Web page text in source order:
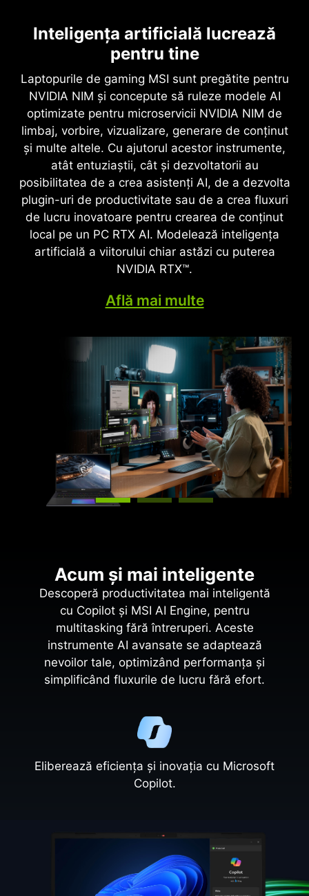
Inteligența artificială lucrează
pentru tine
Laptopurile de gaming MSI sunt pregătite pentru
NVIDIA NIM și concepute să ruleze modele AI
optimizate pentru microservicii NVIDIA NIM de
limbaj, vorbire, vizualizare, generare de conținut
și multe altele. Cu ajutorul acestor instrumente,
atât entuziaștii, cât și dezvoltatorii au
posibilitatea de a crea asistenți AI, de a dezvolta
plugin-uri de productivitate sau de a crea fluxuri
de lucru inovatoare pentru crearea de conținut
local pe un PC RTX AI. Modelează inteligența
artificială a viitorului chiar astăzi cu puterea
NVIDIA RTX™.
Află mai multe
Viteză supremă. Imagini de
calitate superioară. Propulsie AI.
DLSS este o suită revoluționară de tehnologii de
redare neuronală care utilizează inteligența
artificială pentru a mări numărul de cadre pe
secundă, pentru a reduce latența și pentru a
îmbunătăți calitatea imaginii. ‌Cea mai recentă
evoluție, DLSS 4, introduce o nouă tehnologie de
generare a cadrelor multiple, reconstrucție
îmbunătățită a razelor și super rezoluție, cu
ajutorul procesoarelor grafice GeForce RTX™ din
seria 50 și a nucleelor Tensor din a cincea
generație. Tehnologia DLSS pe GeForce RTX este
cel mai optim mod de a juca, susținută de un
îmbunătățește în mod constant capacitățile de
Ray-tracing complet cu randare
neuronală
Realism care schimbă regulile
jocului
Arhitectura NVIDIA Blackwell eliberează realismul
revoluționar al ray-tracingului complet. Poți
savura imagini de calitate cinematografică la
viteze fără precedent, grație seriei 50 de plăci
grafice GeForce RTX cu nuclee RT de generația a
patra și tehnologii de randare neuronală de
ultimă oră accelerate de nucleele Tensor din
generația a cincea.
Acum și mai inteligente
Descoperă productivitatea mai inteligentă
cu Copilot și MSI AI Engine, pentru
multitasking fără întreruperi. Aceste
instrumente AI avansate se adaptează
nevoilor tale, optimizând performanța și
simplificând fluxurile de lucru fără efort.
Eliberează eficiența și inovația cu Microsoft
Copilot.